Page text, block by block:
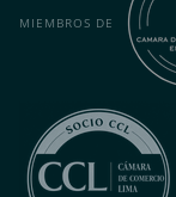
MIEMBROS DE